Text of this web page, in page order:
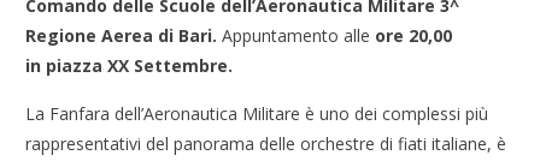
Comando delle Scuole dell’Aeronautica Militare 3^
Regione Aerea di Bari. Appuntamento alle ore 20,00
in piazza XX Settembre.
La Fanfara dell’Aeronautica Militare è uno dei complessi più
rappresentativi del panorama delle orchestre di fiati italiane, è